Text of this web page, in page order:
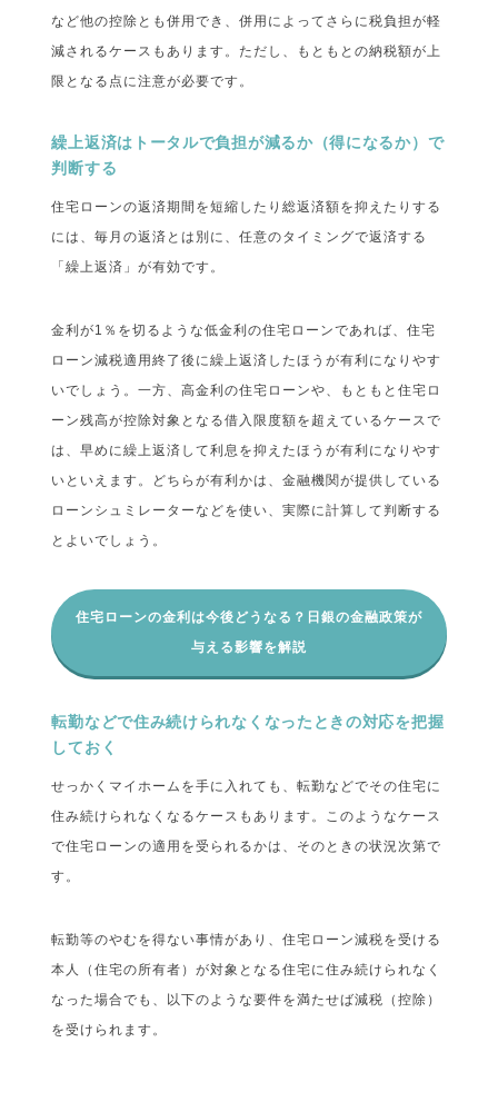
など他の控除とも併用でき、併用によってさらに税負担が軽
減されるケースもあります。ただし、もともとの納税額が上
限となる点に注意が必要です。
繰上返済はトータルで負担が減るか（得になるか）で
判断する
住宅ローンの返済期間を短縮したり総返済額を抑えたりする
には、毎月の返済とは別に、任意のタイミングで返済する
「繰上返済」が有効です。
金利が1％を切るような低金利の住宅ローンであれば、住宅
ローン減税適用終了後に繰上返済したほうが有利になりやす
いでしょう。一方、高金利の住宅ローンや、もともと住宅ロ
ーン残高が控除対象となる借入限度額を超えているケースで
は、早めに繰上返済して利息を抑えたほうが有利になりやす
いといえます。どちらが有利かは、金融機関が提供している
ローンシュミレーターなどを使い、実際に計算して判断する
とよいでしょう。
住宅ローンの金利は今後どうなる？日銀の金融政策が
与える影響を解説
転勤などで住み続けられなくなったときの対応を把握
しておく
せっかくマイホームを手に入れても、転勤などでその住宅に
住み続けられなくなるケースもあります。このようなケース
で住宅ローンの適用を受られるかは、そのときの状況次第で
す。
転勤等のやむを得ない事情があり、住宅ローン減税を受ける
本人（住宅の所有者）が対象となる住宅に住み続けられなく
なった場合でも、以下のような要件を満たせば減税（控除）
を受けられます。